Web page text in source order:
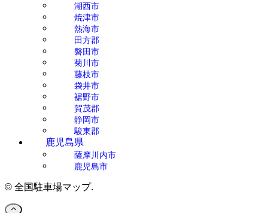
湖西市
焼津市
熱海市
田方郡
磐田市
菊川市
藤枝市
袋井市
裾野市
賀茂郡
静岡市
駿東郡
鹿児島県
薩摩川内市
鹿児島市
© 全国駐車場マップ.